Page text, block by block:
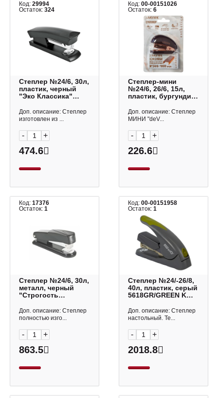
Код: 29994
Остаток: 324
Степлер №24/6, 30л,
пластик, черный
"Эко Классика"
Krause
Доп. описание: Степлер
изготовлен из ...
- +
474.6
Код:00-00151026
Остаток:6
Степлер-мини
№24/6, 26/6, 15л,
пластик, бургунди
deVENTE
Доп. описание: Степлер
МИНИ "deV...
- +
226.6
Код: 17376
Остаток: 1
Степлер №24/6, 30л,
металл, черный
"Строгость
Erich Krause
Доп. описание: Степлер
полностью изго...
- +
863.5
Код:00-00151958
Остаток:1
Степлер №24/-26/8,
40л, пластик, серый
5618GR/GREEN KW-
Доп. описание: Степлер
настольный. Те...
- +
2018.8